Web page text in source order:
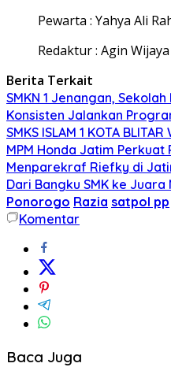
Pewarta : Yahya Ali
Redaktur : Agin Wijaya
Berita Terkait
SMKN 1 Jenangan,
Konsisten Jalankan
SMKS ISLAM 1 KOTA
MPM Honda Jatim
Menparekraf Riefky di
Dari Bangku SMK ke
Ponorogo Razia satpol pp
Komentar
Baca Juga